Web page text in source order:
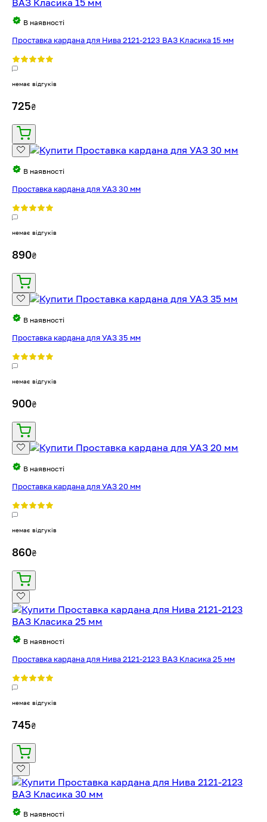
В наявності
Проставка кардана для Нива 2121-2123 ВАЗ Класика 15 мм
немає відгуків
725₴
В наявності
Проставка кардана для УАЗ 30 мм
немає відгуків
890₴
В наявності
Проставка кардана для УАЗ 35 мм
немає відгуків
900₴
В наявності
Проставка кардана для УАЗ 20 мм
немає відгуків
860₴
В наявності
Проставка кардана для Нива 2121-2123 ВАЗ Класика 25 мм
немає відгуків
745₴
В наявності